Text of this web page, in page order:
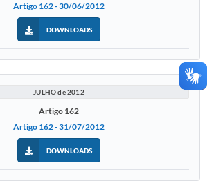
Artigo 162 - 30/06/2012
DOWNLOADS
JULHO de 2012
Artigo 162
Artigo 162 - 31/07/2012
DOWNLOADS